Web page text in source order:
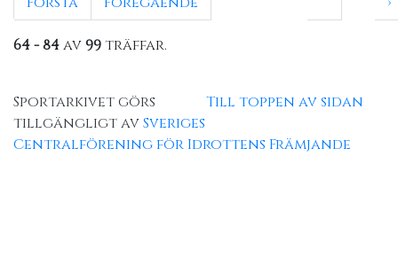
64 - 84av99träffar.
Till toppen av sidan
Sportarkivet görs
tillgängligt avSveriges
Centralförening för Idrottens Främjande